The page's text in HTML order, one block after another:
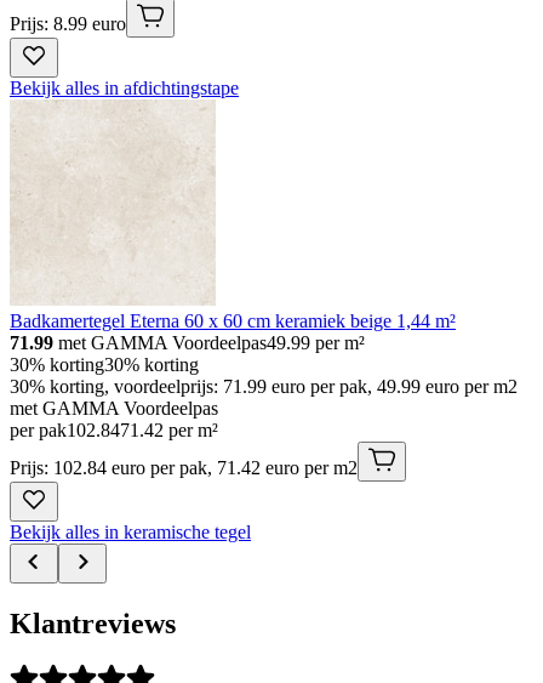
Prijs: 8.99 euro
Bekijk alles in afdichtingstape
Badkamertegel Eterna 60 x 60 cm keramiek beige 1,44 m²
71.99 met GAMMA Voordeelpas49.99 per m²
30% korting30% korting
30% korting, voordeelprijs: 71.99 euro per pak, 49.99 euro per m2
met GAMMA Voordeelpas
per pak102.8471.42 per m²
Prijs: 102.84 euro per pak, 71.42 euro per m2
Bekijk alles in keramische tegel
Klantreviews